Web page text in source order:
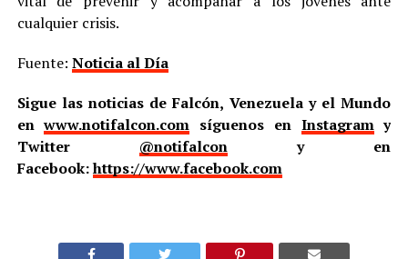
cualquier crisis.
Fuente: Noticia al Día
Sigue las noticias de Falcón, Venezuela y el Mundo
enwww.notifalcon.com síguenos en Instagramy
Twitter @notifalcony en
Facebook:https://www.facebook.com